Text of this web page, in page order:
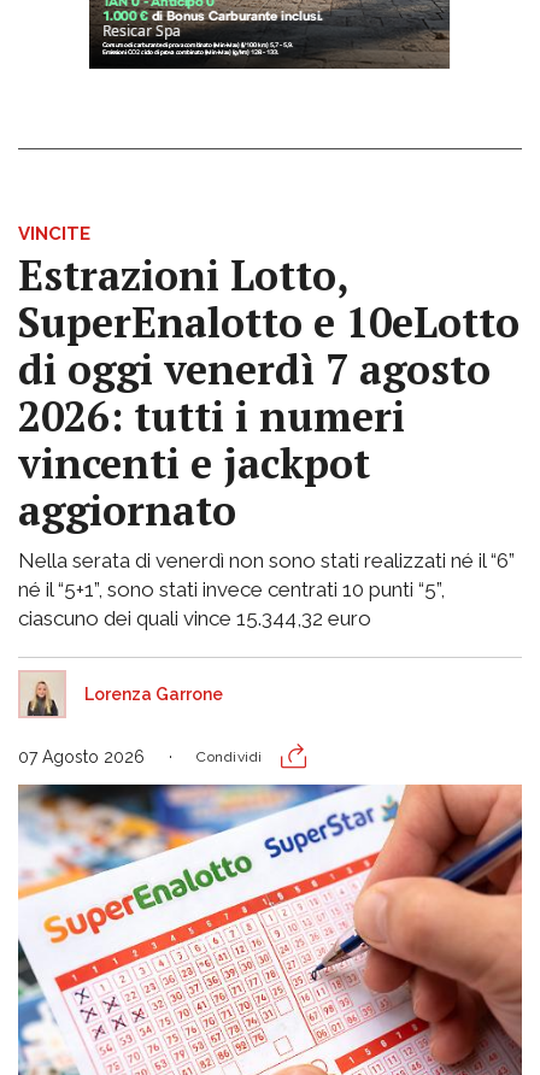
VINCITE
Estrazioni Lotto,
SuperEnalotto e 10eLotto
di oggi venerdì 7 agosto
2026: tutti i numeri
vincenti e jackpot
aggiornato
Nella serata di venerdì non sono stati realizzati né il “6”
né il “5+1”, sono stati invece centrati 10 punti “5”,
ciascuno dei quali vince 15.344,32 euro
Lorenza Garrone
07 Agosto 2026 Condividi